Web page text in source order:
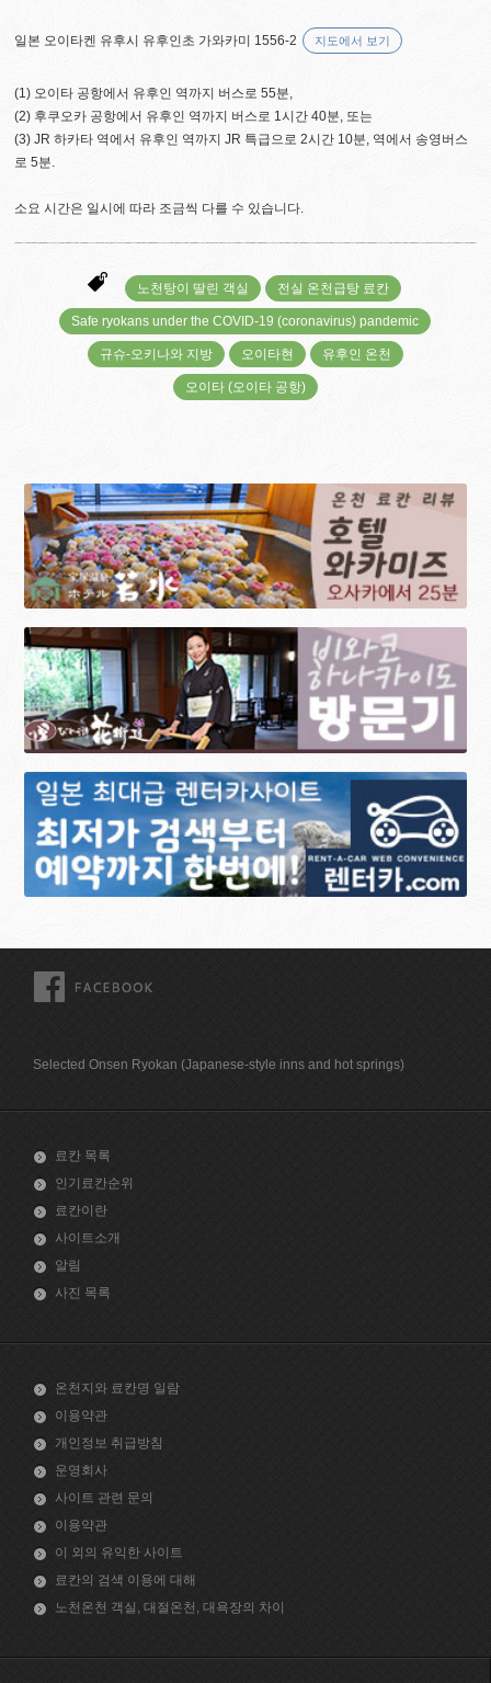
일본 오이타켄 유후시 유후인초 가와카미 1556-2 지도에서 보기
(1) 오이타 공항에서 유후인 역까지 버스로 55분,
(2) 후쿠오카 공항에서 유후인 역까지 버스로 1시간 40분, 또는
(3) JR 하카타 역에서 유후인 역까지 JR 특급으로 2시간 10분, 역에서 송영버스
로 5분.
소요 시간은 일시에 따라 조금씩 다를 수 있습니다.
노천탕이 딸린 객실 전실 온천급탕 료칸
Safe ryokans under the COVID-19 (coronavirus) pandemic
규슈-오키나와 지방 오이타현 유후인 온천
오이타 (오이타 공항)
Selected Onsen Ryokan (Japanese-style inns and hot springs)
료칸 목록
인기료칸순위
료칸이란
사이트소개
알림
사진 목록
온천지와 료칸명 일람
이용약관
개인정보 취급방침
운영회사
사이트 관련 문의
이용약관
이 외의 유익한 사이트
료칸의 검색 이용에 대해
노천온천 객실, 대절온천, 대욕장의 차이